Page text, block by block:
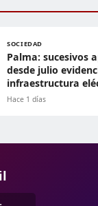
SOCIEDAD
Palma: sucesivos
desde julio
infraestructura
Hace 1 días